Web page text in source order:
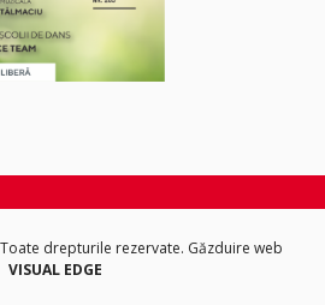
drepturile rezervate. Găzduire web
VISUAL EDGE